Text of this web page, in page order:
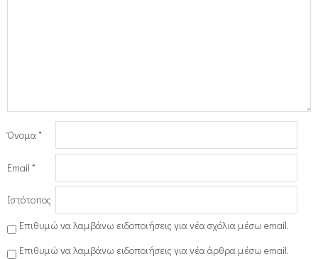
Όνομα*
Email *
Ιστότοπος
Επιθυμώ να λαμβάνω ειδοποιήσεις για νέα σχόλια μέσω email.
Επιθυμώ να λαμβάνω ειδοποιήσεις για νέα άρθρα μέσω email.